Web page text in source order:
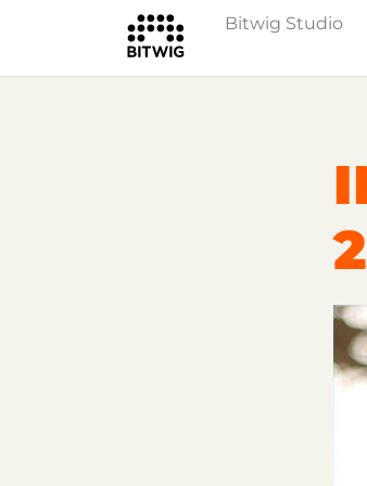
Bitwig Studio
Overview